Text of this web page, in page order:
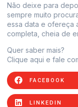
Não deixe para
sempre muito
essa data e ofereça
completa, cheia de
Quer saber mais?
Clique aqui e fale
FACEBOOK
LINKEDIN